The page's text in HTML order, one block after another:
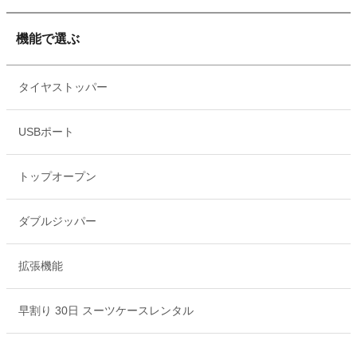
機能で選ぶ
タイヤストッパー
USBポート
トップオープン
ダブルジッパー
拡張機能
早割り 30日 スーツケースレンタル